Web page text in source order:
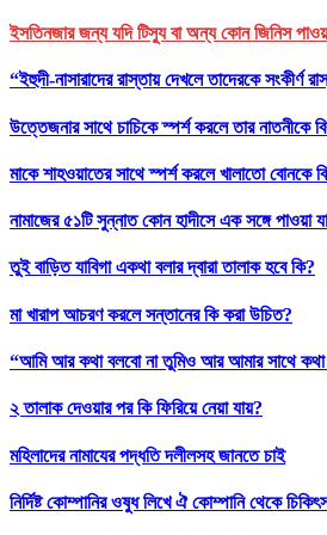
ইসতিনজার জন্য যদি টিস্যু বা অন্য কোন জিনিস
“ইহুদী-নাসারাদের রাস্তায় দেখলে তাদেরকে সংকীর্ণ
উত্তেজনার সাথে চাচিকে স্পর্শ করলে তার নাতনীকে
মাকে শাহওয়াতের সাথে স্পর্শ করলে খালাতো বোনকে
নামাজের ৫১টি সুন্নাত কোন হাদীসে এক সঙ্গে পাওয়া
তুই বাড়িত যাবিগা একথা বলার দ্বারা তালাক হবে কি?
মা খারাপ আচরণ করলে সন্তানের কি করা উচিত?
“আমি আর কথা বলবো না তুমিও আর আমার সাথে কথা
২ তালাক দেওয়ার পর কি ফিরিয়ে নেয়া যায়?
মহিলাদের নামাযের পদ্ধতি দলীলসহ জানতে চাই
নির্দিষ্ট কোম্পানির ওষুধ লিখে ঐ কোম্পানি থেকে